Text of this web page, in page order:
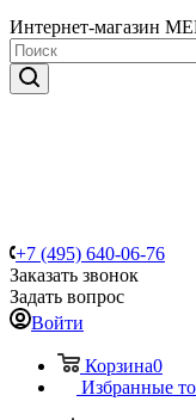
Интернет-магазин
+7 (495) 640-06-76
Заказать звонок
Задать вопрос
Войти
Корзина0
Избранные